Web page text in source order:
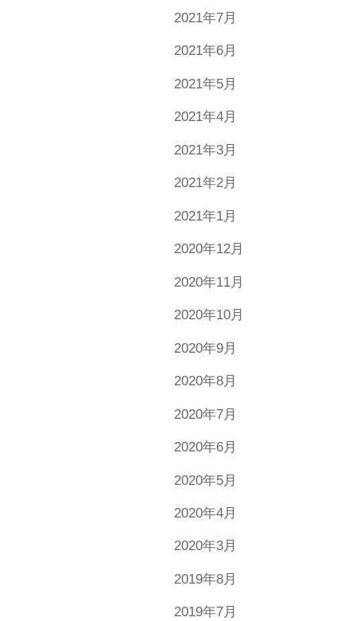
2021年7月
2021年6月
2021年5月
2021年4月
2021年3月
2021年2月
2021年1月
2020年12月
2020年11月
2020年10月
2020年9月
2020年8月
2020年7月
2020年6月
2020年5月
2020年4月
2020年3月
2019年8月
2019年7月